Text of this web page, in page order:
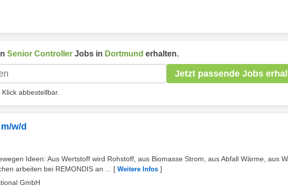
Senior Controller Jobs in Dortmund erhalten.
Jetzt passende Jobs
abbestellbar.
w/d
Ideen: Aus Wertstoff wird Rohstoff, aus Biomasse Strom, aus Abfall Wärme, aus
arbeiten bei REMONDIS an ...
[ Weitere Infos ]
GmbH